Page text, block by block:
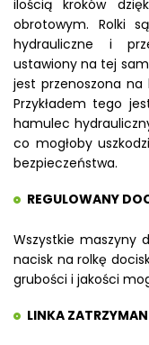
ilością kroków
obrotowym. Rolki
hydrauliczne i
ustawiony na tej
jest przenoszona
Przykładem tego
hamulec
co mogłoby
bezpieczeństwa.
REGULOWANY
Wszystkie maszyny
nacisk na rolkę
grubości i jakości
LINKA